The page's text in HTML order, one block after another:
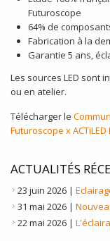
Futuroscope
64% de
Fabrication à la
Garantie 5 ans,
Les sources LED sont
ou en atelier.
Télécharger le
Futuroscope x ACTiLED
ACTUALITÉS
23 juin 2026 |
31 mai 2026 |
22 mai 2026 |